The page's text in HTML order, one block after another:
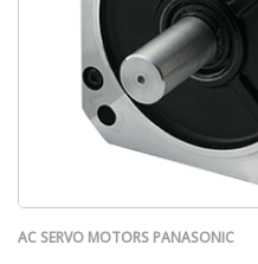
AC SERVO MOTORS PANASONIC